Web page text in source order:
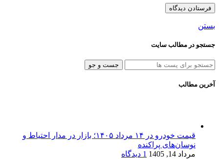
بستن
جستجو در مطالب سایت
جست و جو
آخرین مطالب
قیمت خودرو در ۱۴ مرداد ۱۴۰۵؛ بازار در مدار احتیاط و
نوسان‌های پراکنده
مرداد 14, 1405
1 دیدگاه